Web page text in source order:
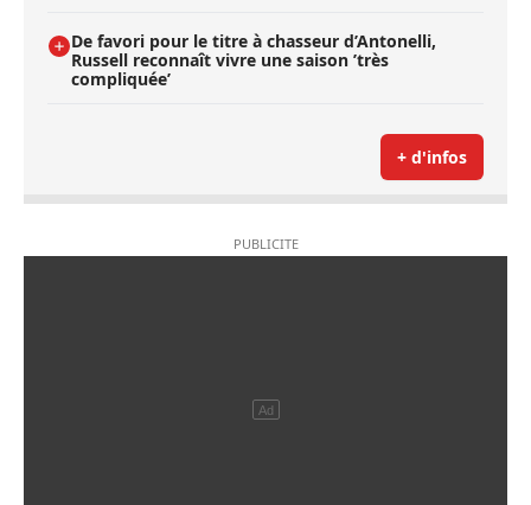
De favori pour le titre à chasseur d’Antonelli,
Russell reconnaît vivre une saison ’très
compliquée’
+ d'infos